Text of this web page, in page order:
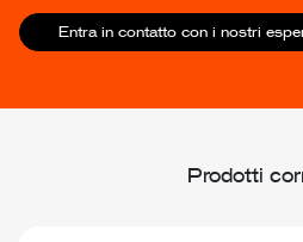
Entra in contatto con i nostri
Prodotti